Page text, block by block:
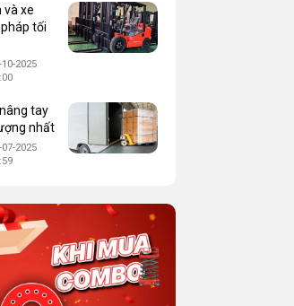
và xe
tối
10-2025
tay
nhất
07-2025